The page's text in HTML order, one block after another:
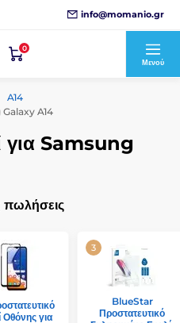
info@momanio.gr
0
Μενού
A14
Galaxy A14
για Samsung
πωλήσεις
Οθόνης για
BlueStar
Προστατευτικό